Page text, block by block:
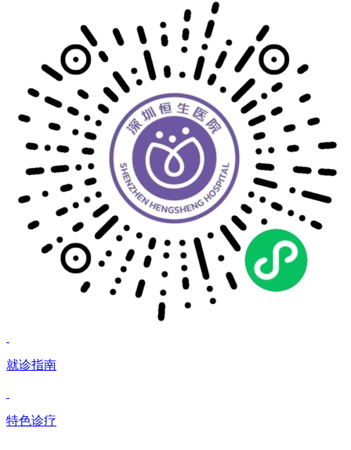
就诊指南
特色诊疗